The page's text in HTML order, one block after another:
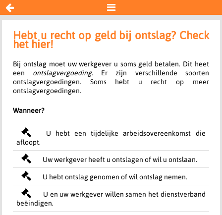
 
Ontslagvergoedingen
Hebt u recht op geld bij ontslag? Check
het hier!
Bij ontslag moet uw werkgever u soms geld betalen. Dit heet
een ontslagvergoeding. Er zijn verschillende soorten
ontslagvergoedingen. Soms hebt u recht op meer
ontslagvergoedingen.
Wanneer?
U hebt een tijdelijke arbeidsovereenkomst die
afloopt.
Uw werkgever heeft u ontslagen of wil u ontslaan.
U hebt ontslag genomen of wil ontslag nemen.
U en uw werkgever willen samen het dienstverband
beëindigen.